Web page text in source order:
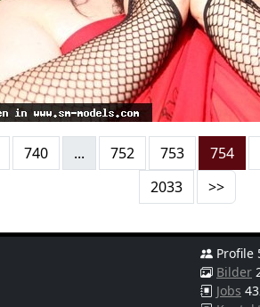
740 ... 752 753 754
2033
>>
Profile
Bilder
Jobs